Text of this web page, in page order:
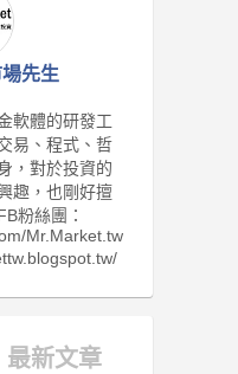
先生
軟體的研發工
易、程式、哲
，對於投資的
趣，也剛好擅
粉絲團：
Mr.Market.tw